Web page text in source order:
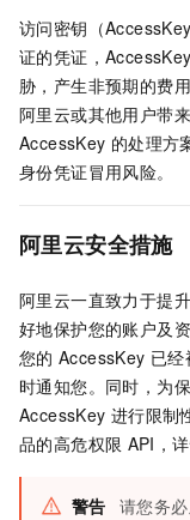
访问密钥（
证的凭证，AccessKey
胁，产生非预期的费
阿里云或其他用户带
AccessKey 的处理方
身份凭证冒用风险。
阿里云安全措施
阿里云一直致力于提
好地保护您的账户及
您的 AccessKey 已
时通知您。同时，为
AccessKey 进行限制
品的高危权限 API，
警告 请您务